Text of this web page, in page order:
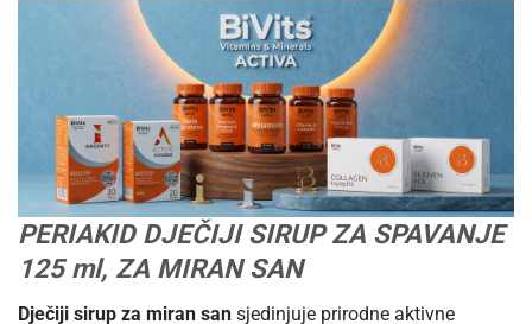
PERIAKID DJEČIJI SIRUP ZA SPAVANJE
125 ml, ZA MIRAN SAN
Dječiji sirup za miran san sjedinjuje prirodne aktivne